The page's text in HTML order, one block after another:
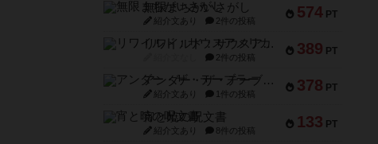
574 PT
無限まちがいさがし
紹介文あり 2件の投稿
389 PT
リワイルド：サウスアメリカ
2件の投稿
378 PT
アンダー・ザ・テーブラー
紹介文あり 1件の投稿
133 PT
宵と暁の呪文書
紹介文あり 8件の投稿